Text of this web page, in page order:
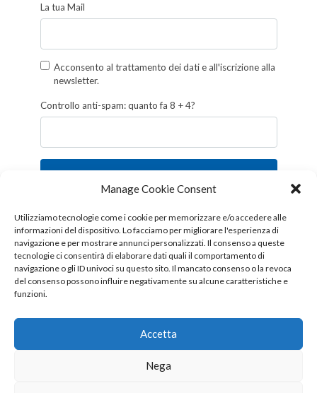
Manage Cookie Consent
Utilizziamo tecnologie come i cookie per memorizzare e/o accedere alle
informazioni del dispositivo. Lo facciamo per migliorare l'esperienza di
navigazione e per mostrare annunci personalizzati. Il consenso a queste
tecnologie ci consentirà di elaborare dati quali il comportamento di
navigazione o gli ID univoci su questo sito. Il mancato consenso o la revoca
del consenso possono influire negativamente su alcune caratteristiche e
funzioni.
Accetta
Nega
La tua Mail
Acconsento al trattamento dei dati e all'iscrizione alla
newsletter.
Controllo anti-spam: quanto fa 8 + 4?
Iscriviti
Follow us!